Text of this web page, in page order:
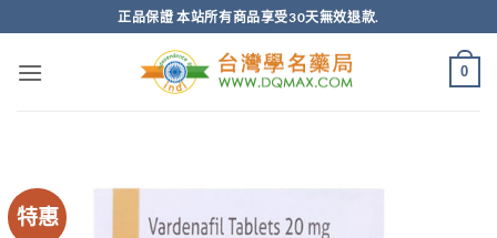
轉
正品保證 本站所有商品享受30天無效退款.
0
特惠